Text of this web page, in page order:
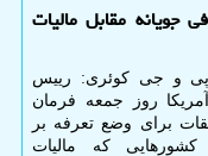
جویانه مقابل مالیات
و جی کوئری: رییس
روز جمعه فرمان
برای وضع تعرفه بر
کشورهایی که مالیات